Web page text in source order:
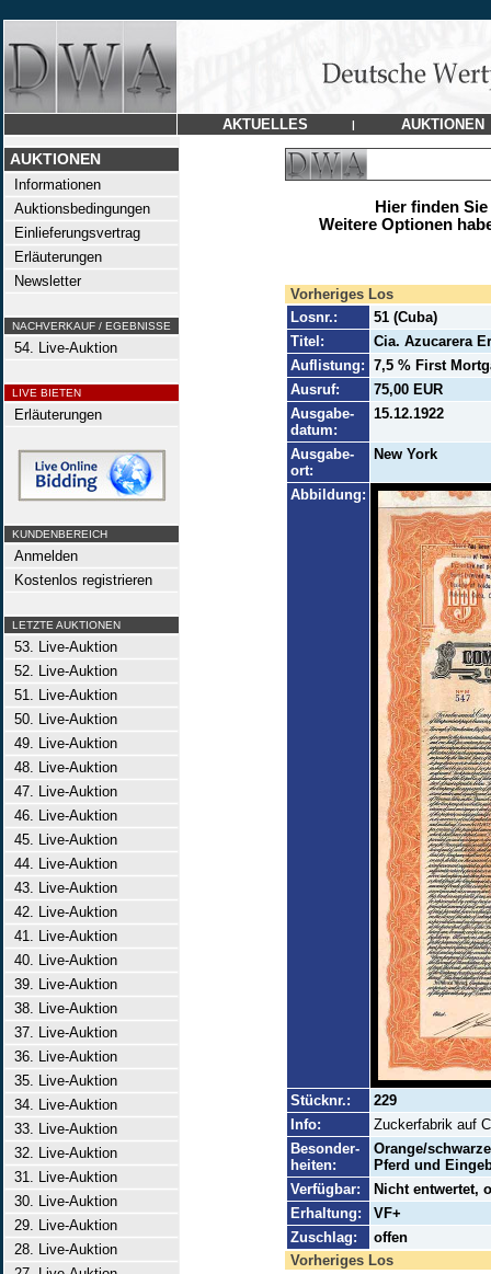
AKTUELLES | AUKTIONEN
AUKTIONEN
Informationen
Auktionsbedingungen
Einlieferungsvertrag
Erläuterungen
Newsletter
NACHVERKAUF / EGEBNISSE
54. Live-Auktion
LIVE BIETEN
Erläuterungen
KUNDENBEREICH
Anmelden
Kostenlos registrieren
LETZTE AUKTIONEN
53. Live-Auktion
52. Live-Auktion
51. Live-Auktion
50. Live-Auktion
49. Live-Auktion
48. Live-Auktion
47. Live-Auktion
46. Live-Auktion
45. Live-Auktion
44. Live-Auktion
43. Live-Auktion
42. Live-Auktion
41. Live-Auktion
40. Live-Auktion
39. Live-Auktion
38. Live-Auktion
37. Live-Auktion
36. Live-Auktion
35. Live-Auktion
34. Live-Auktion
33. Live-Auktion
32. Live-Auktion
31. Live-Auktion
30. Live-Auktion
29. Live-Auktion
28. Live-Auktion
Hier finden
Weitere Optionen
Vorheriges Los
Losnr.:
51 (Cuba)
Titel:
Cia. Azucarera
Auflistung: 7,5 % First
Ausruf:
75,00 EUR
Ausgabe-
datum:
15.12.1922
Ausgabe-
ort:
New York
Abbildung:
Stücknr.:
229
Info:
Zuckerfabrik auf
Besonder-
heiten:
Orange/
Pferd und
Verfügbar:
Nicht entwertet,
Erhaltung:
VF+
Zuschlag:
offen
Vorheriges Los